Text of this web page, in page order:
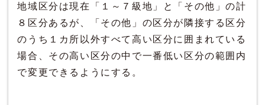
地域区分は現在「１～７級地」と「その他」の計
８区分あるが、「その他」の区分が隣接する区分
のうち１カ所以外すべて高い区分に囲まれている
場合、その高い区分の中で一番低い区分の範囲内
で変更できるようにする。